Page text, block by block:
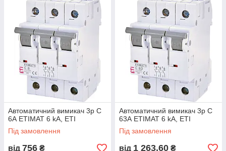
Автоматичний вимикач 3p C
6А ETIMAT 6 kA, ETI
Під замовлення
від 756 ₴
Автоматичний вимикач 3p C
63А ETIMAT 6 kA, ЕТІ
Під замовлення
від 1 263,60 ₴